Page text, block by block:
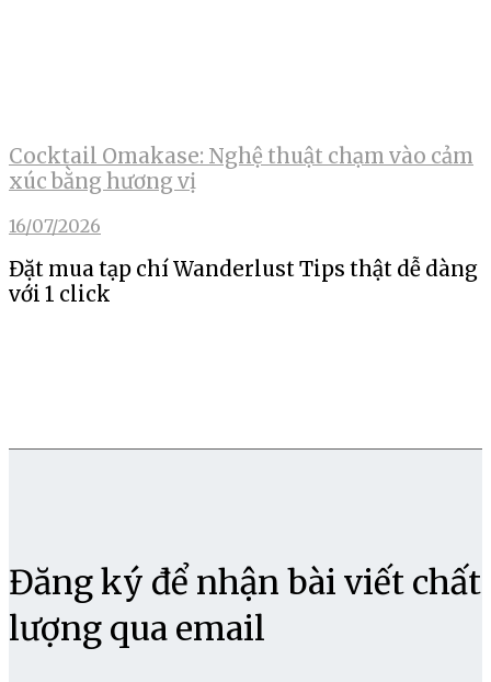
Cocktail Omakase: Nghệ thuật chạm vào cảm
xúc bằng hương vị
16/07/2026
Đặt mua tạp chí Wanderlust Tips thật dễ dàng
với 1 click
Đăng ký để nhận bài viết chất
lượng qua email